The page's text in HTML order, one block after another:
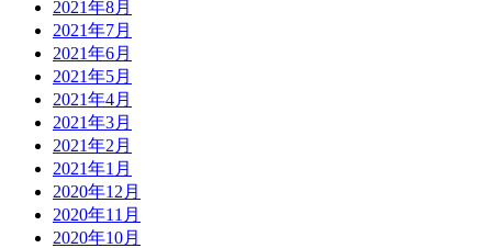
2021年8月
2021年7月
2021年6月
2021年5月
2021年4月
2021年3月
2021年2月
2021年1月
2020年12月
2020年11月
2020年10月